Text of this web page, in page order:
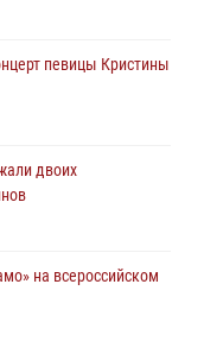
певицы Кристины
подозреваемого
безопасности
певицы Кристины
двоих
на всероссийском